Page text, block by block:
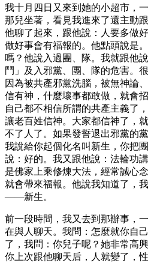
我十月四日又來到她的小超市，
那兒坐著，看見我進來了還主動
他聊了起來，跟他說：人要多做
做好事會有福報的。他點頭說是
嗎？他說入過團、隊。我就跟他
鬥」及入邪黨、團、隊的危害。
因為被共產邪黨洗腦，被無神論
信有神，什麼壞事都敢做，就會
自己都不相信所謂的共產主義了
讓老百姓信神。大家都信神了，
不了人了。如果發誓退出邪黨的
我說給你起個化名叫新生，你把
說：好的。我又跟他說：法輪功
是佛家上乘修煉大法，經常誠心
就會帶來福報。他說我知道了，
——新生。
前一段時間，我又去到那辦事，
在與人聊天。我問：怎麼就你自
了，我問：你兒子呢？她非常高
你上次跟他聊天后，人就變了，